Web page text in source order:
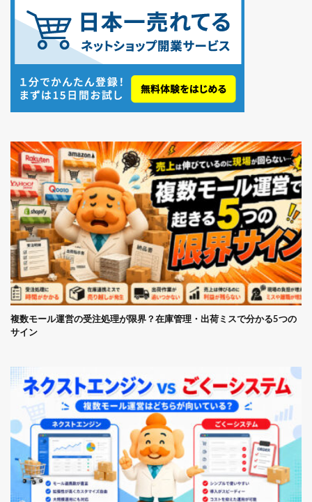
複数モール運営の受注処理が限界？在庫管理・出荷ミスで分かる5つの
サイン